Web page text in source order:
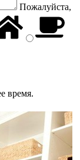
Пожалуйста,
время.